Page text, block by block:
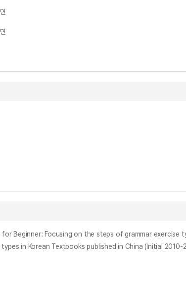
for Beginner: Focusing on the steps of grammar exercise
types in Korean Textbooks published in China (Initial 2010-